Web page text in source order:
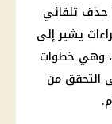
حذف تلقائي
يشير إلى
وهي خطوات
التحقق من